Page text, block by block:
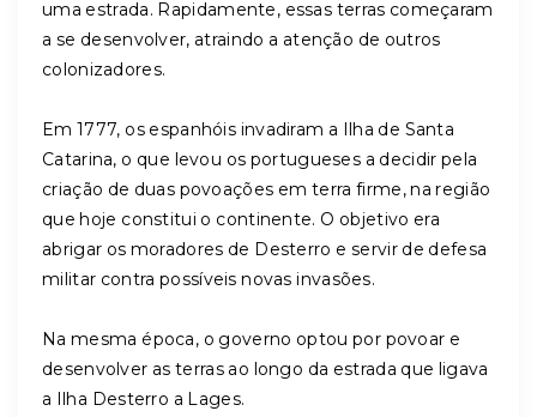
uma estrada. Rapidamente, essas terras começaram
a se desenvolver, atraindo a atenção de outros
colonizadores.
Em 1777, os espanhóis invadiram a Ilha de Santa
Catarina, o que levou os portugueses a decidir pela
criação de duas povoações em terra firme, na região
que hoje constitui o continente. O objetivo era
abrigar os moradores de Desterro e servir de defesa
militar contra possíveis novas invasões.
Na mesma época, o governo optou por povoar e
desenvolver as terras ao longo da estrada que ligava
a Ilha Desterro a Lages.